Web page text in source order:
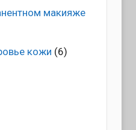
макияже
кожи (6)